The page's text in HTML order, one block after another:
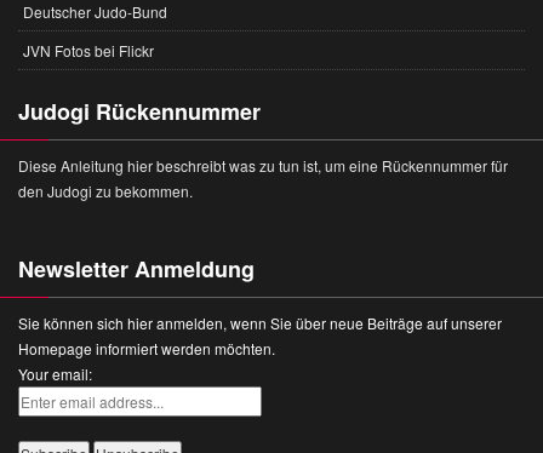
Deutscher Judo-Bund
JVN Fotos bei Flickr
Judogi Rückennummer
Diese Anleitung hier beschreibt was zu tun ist, um eine Rückennummer für
den Judogi zu bekommen.
Newsletter Anmeldung
Sie können sich hier anmelden, wenn Sie über neue Beiträge auf unserer
Homepage informiert werden möchten.
Your email: